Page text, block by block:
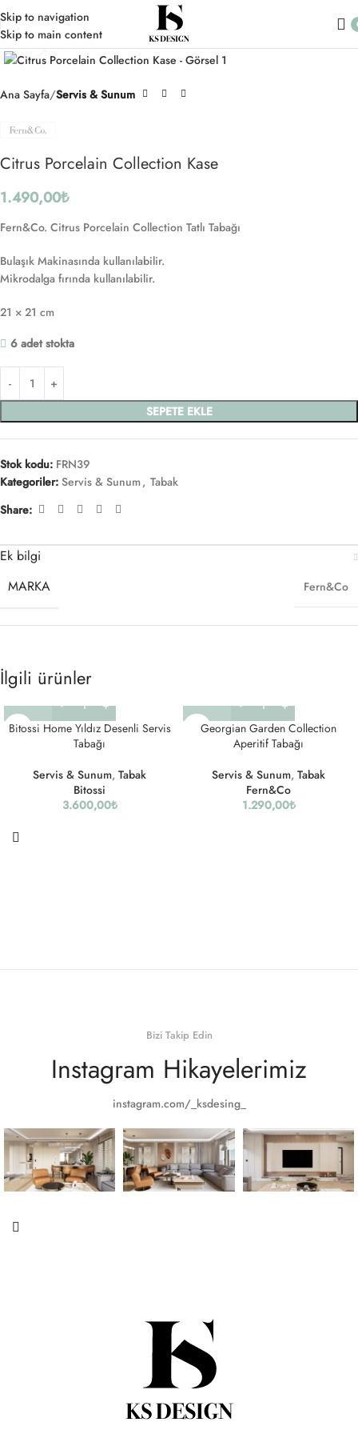
Skip to navigation
Skip to main content
Click to enlarge
Ana Sayfa Servis & Sunum
Citrus Porcelain Collection Kase
1.490,00₺
Fern&Co. Citrus Porcelain Collection Tatlı Tabağı
Bulaşık Makinasında kullanılabilir.
Mikrodalga fırında kullanılabilir.
21 × 21 cm
6 adet stokta
SEPETE EKLE
Stok kodu: FRN39
Kategoriler: Servis & Sunum, Tabak
Share:
Ek bilgi
MARKA
Fern&Co
İlgili ürünler
Bitossi Home Yıldız Desenli Servis
Tabağı
Servis & Sunum, Tabak
Bitossi
3.600,00₺
Georgian Garden Collection
Aperitif Tabağı
Servis & Sunum, Tabak
Fern&Co
1.290,00₺
Bizi Takip Edin
Instagram Hikayelerimiz
instagram.com/_ksdesing_